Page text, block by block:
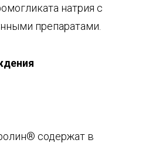
натрия с
препаратами.
содержат в